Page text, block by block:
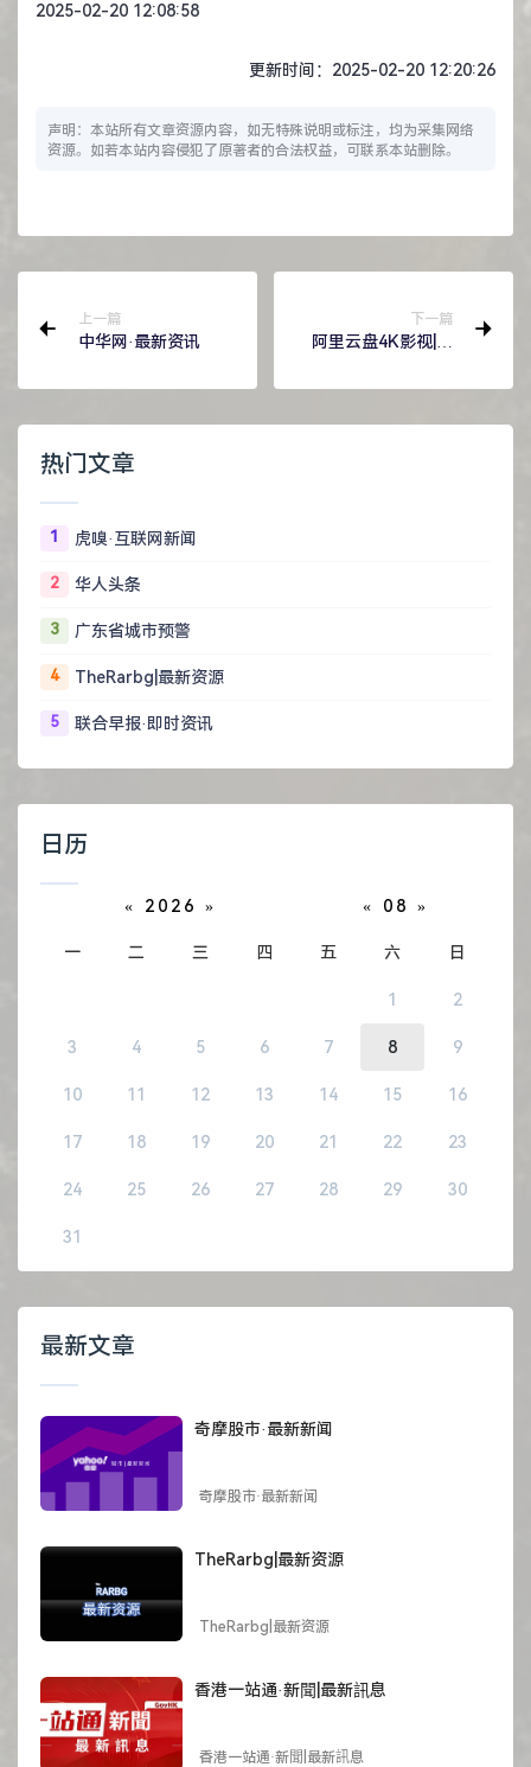
2025-02-20 12:08:58
更新时间：2025-02-20 12:20:26
声明：本站所有文章资源内容，如无特殊说明或标注，均为采集网络
资源。如若本站内容侵犯了原著者的合法权益，可联系本站删除。
上一篇
中华网·最新资讯
下一篇
阿里云盘4K影视|最
热门文章
1 虎嗅·互联网新闻
2 华人头条
3 广东省城市预警
4 TheRarbg|最新资源
5 联合早报·即时资讯
日历
« 2026 » « 08 »
一 二 三 四 五 六 日
1 2
3 4 5 6 7 8 9
10 11 12 13 14 15 16
17 18 19 20 21 22 23
24 25 26 27 28 29 30
31
最新文章
奇摩股市·最新新闻
奇摩股市·最新新闻
TheRarbg|最新资源
TheRarbg|最新资源
香港一站通·新聞|最新訊息
香港一站通·新聞|最新訊息